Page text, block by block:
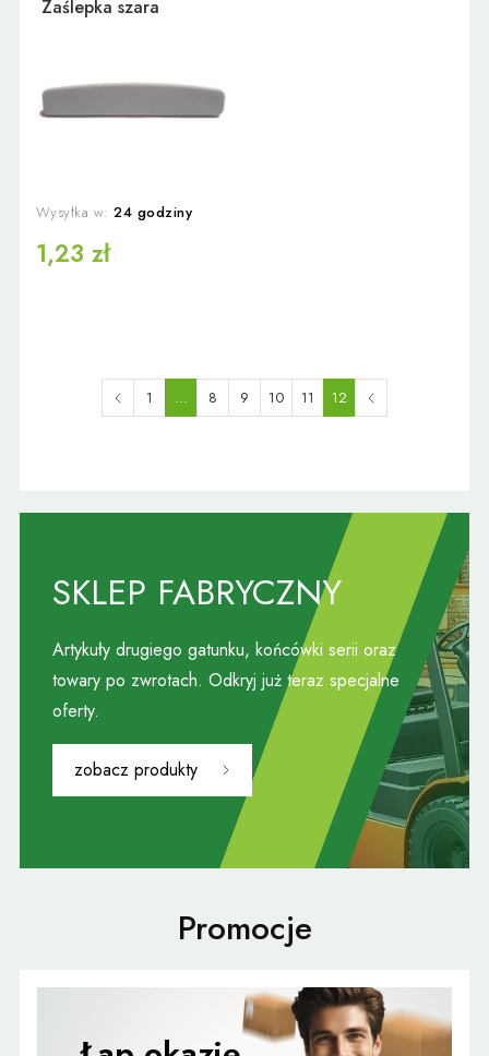
Zaślepka szara
Wysyłka w: 24 godziny
1,23 zł
1 ... 8 9 10 11 12
SKLEP FABRYCZNY
Artykuły drugiego gatunku, końcówki serii oraz
towary po zwrotach. Odkryj już teraz specjalne
oferty.
zobacz produkty
Promocje